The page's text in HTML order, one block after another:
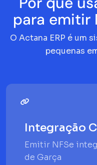
para emitir
O Actana ERP é um
pequenas
Integração
Emitir NFSe
de Garça